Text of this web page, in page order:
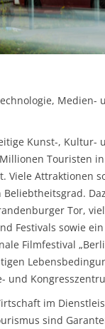
Medien-
Kunst-, Kultur-
Touristen
Viele Attraktionen
Tor,
Festivals sowie
Filmfestival
und
im
sind